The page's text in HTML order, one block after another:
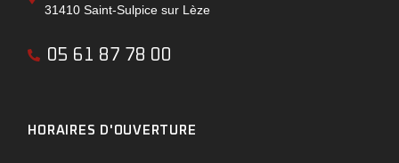
31410 Saint-Sulpice sur Lèze
05 61 87 78 00
HORAIRES D'OUVERTURE